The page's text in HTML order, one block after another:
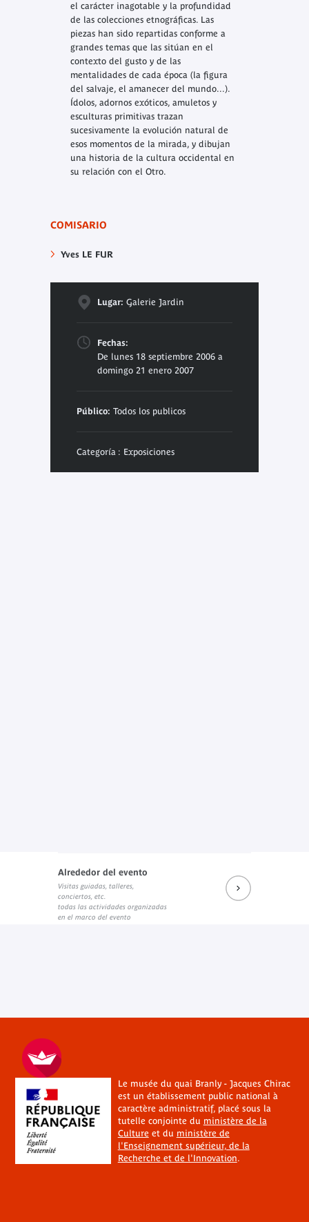
el carácter inagotable y la profundidad
de las colecciones etnográficas. Las
piezas han sido repartidas conforme a
grandes temas que las sitúan en el
contexto del gusto y de las
mentalidades de cada época (la figura
del salvaje, el amanecer del mundo...).
Ídolos, adornos exóticos, amuletos y
esculturas primitivas trazan
sucesivamente la evolución natural de
esos momentos de la mirada, y dibujan
una historia de la cultura occidental en
su relación con el Otro.
COMISARIO
Yves LE FUR
Lugar: Galerie Jardin
Fechas:
De lunes 18 septiembre 2006 a
domingo 21 enero 2007
Público: Todos los publicos
Categoría : Exposiciones
Alrededor del evento
Visitas guiadas, talleres,
conciertos, etc.
todas las actividades organizadas
en el marco del evento
Le musée du quai Branly - Jacques Chirac
est un établissement public national à
caractère administratif, placé sous la
tutelle conjointe du ministère de la
Cultureet du ministère de
l'Enseignement supérieur, de la
Recherche et de l'Innovation.